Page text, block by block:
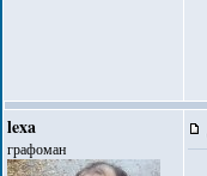
lexa
графоман